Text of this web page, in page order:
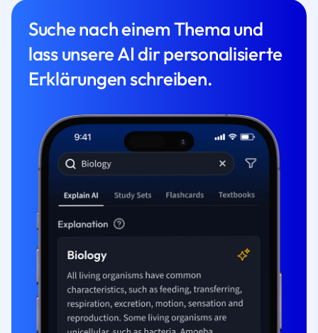
Suche nach einem Thema und
lass unsere AI dir personalisierte
Erklärungen schreiben.